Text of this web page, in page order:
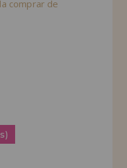
comprar de